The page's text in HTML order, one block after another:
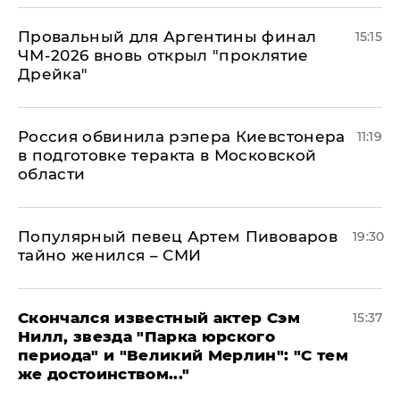
Провальный для Аргентины финал
ЧМ-2026 вновь открыл "проклятие
Дрейка"
15:15
Россия обвинила рэпера Киевстонера
в подготовке теракта в Московской
области
11:19
Популярный певец Артем Пивоваров
тайно женился – СМИ
19:30
Скончался известный актер Сэм
Нилл, звезда "Парка юрского
периода" и "Великий Мерлин": "С тем
же достоинством..."
15:37